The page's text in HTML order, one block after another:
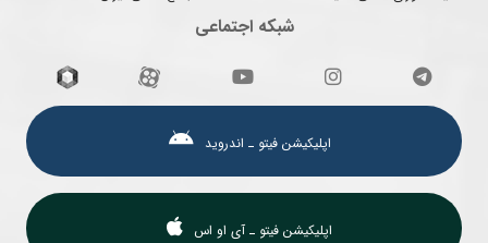
شبکه اجتماعی
اپلیکیشن فیتو ـ اندروید
اپلیکیشن فیتو ـ آی او اس